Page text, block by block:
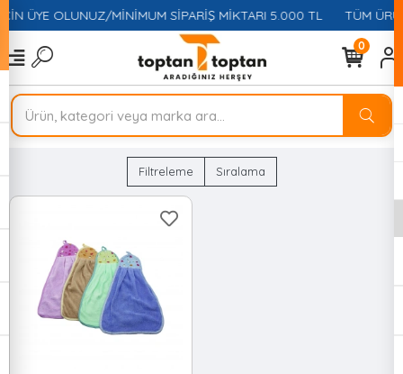
ÜYE OLUNUZ/MİNİMUM SİPARİŞ MİKTARI 5.000 TL TÜM
0
Filtreleme Sıralama